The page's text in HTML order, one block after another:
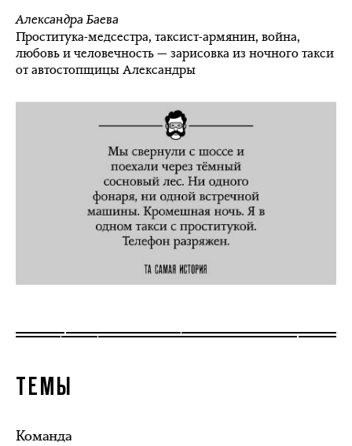
Александра Баева
Проститука-медсестра, таксист-армянин, война,
любовь и человечность — зарисовка из ночного такси
от автостопщицы Александры
ТЕМЫ
Команда